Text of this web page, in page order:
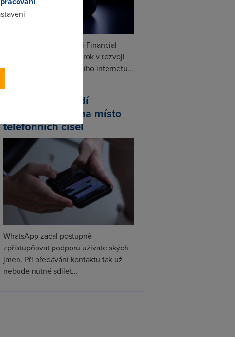
SpaceX podle informací Financial
Times připravuje další krok v rozvoji
Starlinku. Vedle satelitního internetu...
WhatsApp zavádí
uživatelská jména místo
telefonních čísel
WhatsApp začal postupně
zpřístupňovat podporu uživatelských
jmen. Při předávání kontaktu tak už
nebude nutné sdílet...